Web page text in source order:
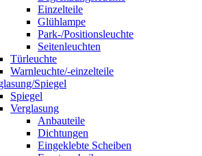
Einzelteile
Glühlampe
Park-/Positionsleuchte
Seitenleuchten
Türleuchte
Warnleuchte/-einzelteile
Spiegel
Spiegel
Verglasung
Anbauteile
Dichtungen
Eingeklebte Scheiben